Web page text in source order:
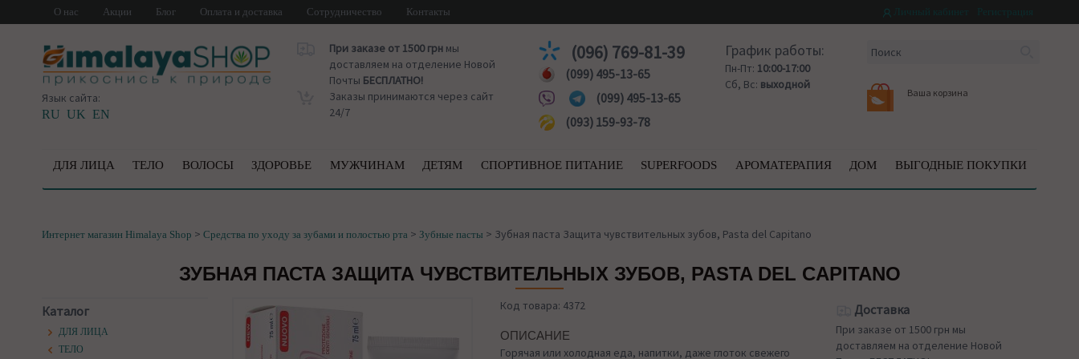
О нас Акции Блог Оплата и доставка Сотрудничество Контакты
Язык сайта:
RU UK EN
При заказе от 1500 грнмы
доставляем на отделение Новой
Почты БЕСПЛАТНО!
Заказы принимаются через сайт
24/7
(096) 769-81-39
(099) 495-13-65
(099) 495-13-65
(093) 159-93-78
График работы:
Пн-Пт: 10:00-17:00
Сб, Вс: выходной
Ваша корзина
ДЛЯ ЛИЦА ТЕЛО ВОЛОСЫ ЗДОРОВЬЕ МУЖЧИНАМ ДЕТЯМ СПОРТИВНОЕ ПИТАНИЕ SUPERFOODS АРОМАТЕРАПИЯ ДОМ ВЫГОДНЫЕ ПОКУПКИ
Интернет магазин Himalaya Shop > Средства по уходу за зубами и полостью рта > Зубные пасты > Зубная паста Защита чувствительных зубов, Pasta del Capitano
ЗУБНАЯ ПАСТА ЗАЩИТА ЧУВСТВИТЕЛЬНЫХ ЗУБОВ, PASTA DEL CAPITANO
Каталог
ДЛЯ ЛИЦА
ТЕЛО
Код товара: 4372
ОПИСАНИЕ
Горячая или холодная еда, напитки, даже глоток свежего
Доставка
При заказе от 1500 грн мы
доставляем на отделение Новой